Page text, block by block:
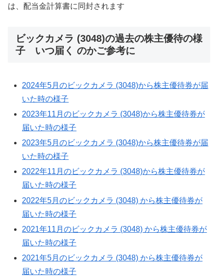
は、配当金計算書に同封されます
ビックカメラ (3048)の過去の株主優待の様
子 いつ届く のかご参考に
2024年5月のビックカメラ (3048)から株主優待券が届
いた時の様子
2023年11月のビックカメラ (3048)から株主優待券が
届いた時の様子
2023年5月のビックカメラ (3048)から株主優待券が届
いた時の様子
2022年11月のビックカメラ (3048)から株主優待券が
届いた時の様子
2022年5月のビックカメラ (3048) から株主優待券が
届いた時の様子
2021年11月のビックカメラ (3048) から株主優待券が
届いた時の様子
2021年5月のビックカメラ (3048) から株主優待券が
届いた時の様子